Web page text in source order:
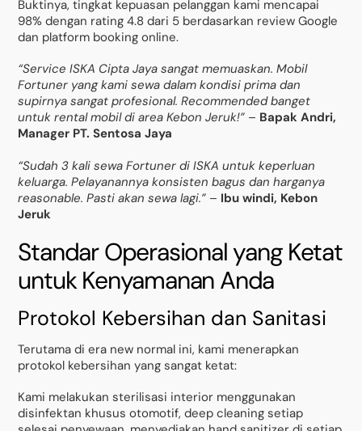
Buktinya, tingkat kepuasan pelanggan kami mencapai
98% dengan rating 4.8 dari 5 berdasarkan review Google
dan platform booking online.
“Service ISKA Cipta Jaya sangat memuaskan. Mobil
Fortuner yang kami sewa dalam kondisi prima dan
supirnya sangat profesional. Recommended banget
untuk rental mobil di area Kebon Jeruk!” – Bapak Andri,
Manager PT. Sentosa Jaya
“Sudah 3 kali sewa Fortuner di ISKA untuk keperluan
keluarga. Pelayanannya konsisten bagus dan harganya
reasonable. Pasti akan sewa lagi.” – Ibu windi, Kebon
Jeruk
Standar Operasional yang Ketat
untuk Kenyamanan Anda
Protokol Kebersihan dan Sanitasi
Terutama di era new normal ini, kami menerapkan
protokol kebersihan yang sangat ketat:
Kami melakukan sterilisasi interior menggunakan
disinfektan khusus otomotif, deep cleaning setiap